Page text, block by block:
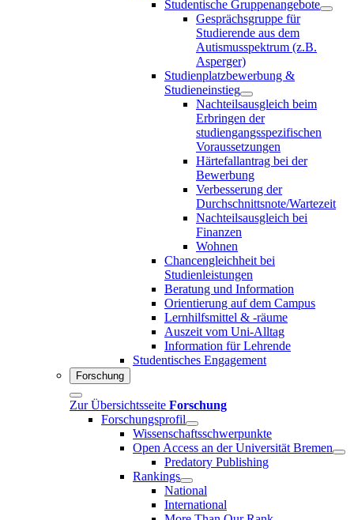
Studentische Gruppenangebote
Gesprächsgruppe für
Studierende aus dem
Autismusspektrum (z.B.
Asperger)
Studienplatzbewerbung &
Studieneinstieg
Nachteilsausgleich beim
Erbringen der
studiengangsspezifischen
Voraussetzungen
Härtefallantrag bei der
Bewerbung
Verbesserung der
Durchschnittsnote/Wartezeit
Nachteilsausgleich bei
Finanzen
Wohnen
Chancengleichheit bei
Studienleistungen
Beratung und Information
Orientierung auf dem Campus
Lernhilfsmittel & -räume
Auszeit vom Uni-Alltag
Information für Lehrende
Studentisches Engagement
Forschung
Zur Übersichtsseite Forschung
Forschungsprofil
Wissenschaftsschwerpunkte
Open Access an der Universität Bremen
Predatory Publishing
Rankings
National
International